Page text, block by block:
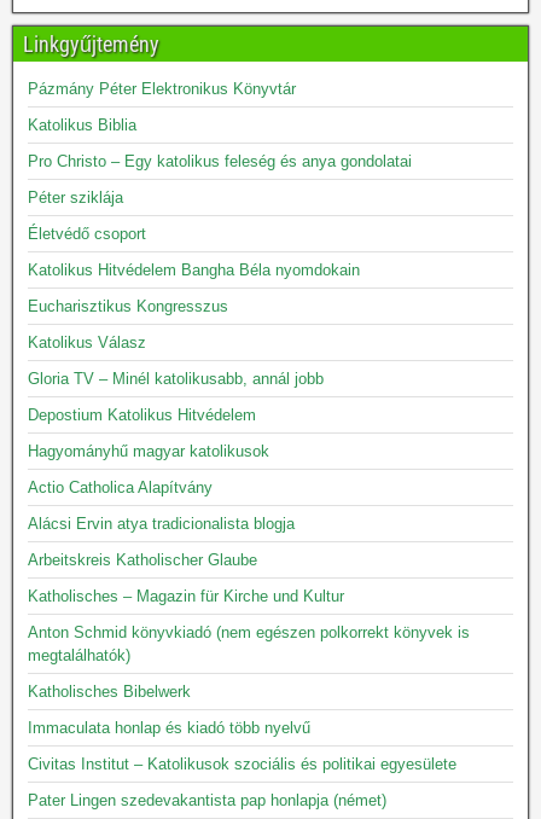
Linkgyűjtemény
Pázmány Péter Elektronikus Könyvtár
Katolikus Biblia
Pro Christo – Egy katolikus feleség és anya gondolatai
Péter sziklája
Életvédő csoport
Katolikus Hitvédelem Bangha Béla nyomdokain
Eucharisztikus Kongresszus
Katolikus Válasz
Gloria TV – Minél katolikusabb, annál jobb
Depostium Katolikus Hitvédelem
Hagyományhű magyar katolikusok
Actio Catholica Alapítvány
Alácsi Ervin atya tradicionalista blogja
Arbeitskreis Katholischer Glaube
Katholisches – Magazin für Kirche und Kultur
Anton Schmid könyvkiadó (nem egészen polkorrekt könyvek is
megtalálhatók)
Katholisches Bibelwerk
Immaculata honlap és kiadó több nyelvű
Civitas Institut – Katolikusok szociális és politikai egyesülete
Pater Lingen szedevakantista pap honlapja (német)